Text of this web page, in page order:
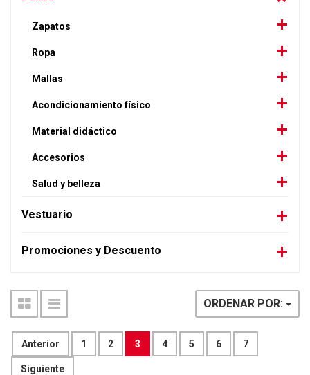
Zapatos
Ropa
Mallas
Acondicionamiento físico
Material didáctico
Accesorios
Salud y belleza
Vestuario
Promociones y Descuento
Anterior 1 2 3 4 5 6 7
Siguiente
ORDENAR POR: